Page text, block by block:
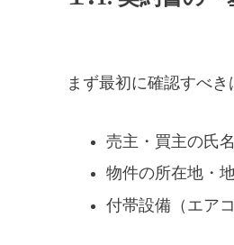
まず最初に確認すべ
売主・買主の氏
物件の所在地・
付帯設備（エア